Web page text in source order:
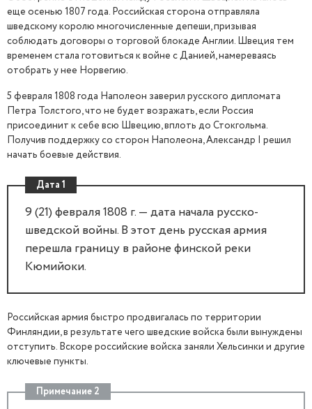
еще осенью 1807 года. Российская сторона отправляла
шведскому королю многочисленные депеши, призывая
соблюдать договоры о торговой блокаде Англии. Швеция тем
временем стала готовиться к войне с Данией, намереваясь
отобрать у нее Норвегию.
5 февраля 1808 года Наполеон заверил русского дипломата
Петра Толстого, что не будет возражать, если Россия
присоединит к себе всю Швецию, вплоть до Стокгольма.
Получив поддержку со сторон Наполеона, Александр I решил
начать боевые действия.
Дата 1
9 (21) февраля 1808 г. — дата начала русско-
шведской войны. В этот день русская армия
перешла границу в районе финской реки
Кюмийоки.
Российская армия быстро продвигалась по территории
Финляндии, в результате чего шведские войска были вынуждены
отступить. Вскоре российские войска заняли Хельсинки и другие
ключевые пункты.
Примечание 2